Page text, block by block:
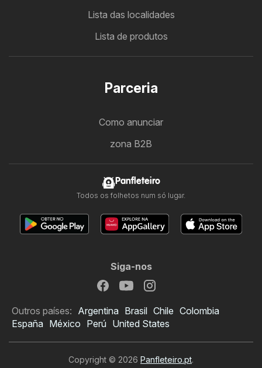
Lista das localidades
Lista de produtos
Parceria
Como anunciar
zona B2B
Panfleteiro
Todos os folhetos num só lugar.
Siga-nos
Outros países: Argentina Brasil Chile Colombia
España México Perú United States
Copyright © 2026 Panfleteiro.pt.